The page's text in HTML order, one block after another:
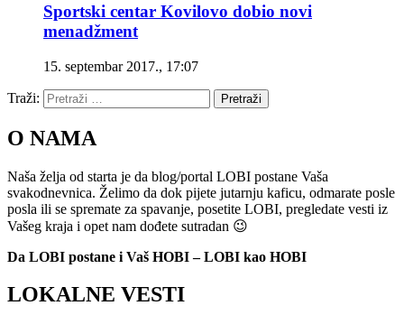
Sportski centar Kovilovo dobio novi
menadžment
15. septembar 2017., 17:07
Traži: Pretraži
O NAMA
Naša želja od starta je da blog/portal LOBI postane Vaša
svakodnevnica. Želimo da dok pijete jutarnju kaficu, odmarate posle
posla ili se spremate za spavanje, posetite LOBI, pregledate vesti iz
Vašeg kraja i opet nam dođete sutradan 😉
Da LOBI postane i Vaš HOBI – LOBI kao HOBI
LOKALNE VESTI